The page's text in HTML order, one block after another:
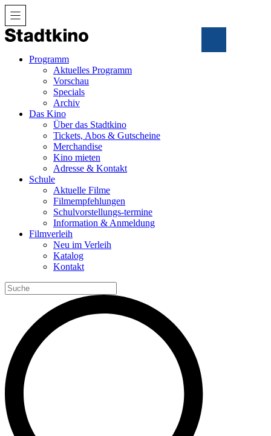
Zum
Inhalt
Programm
Aktuelles Programm
Vorschau
Specials
Archiv
Das Kino
Über das Stadtkino
Tickets, Abos & Gutscheine
Merchandise
Kino mieten
Adresse & Kontakt
Schule
Aktuelle Filme
Filmempfehlungen
Schulvorstellungs-termine
Information & Anmeldung
Filmverleih
Neu im Verleih
Katalog
Kontakt
Search
for: